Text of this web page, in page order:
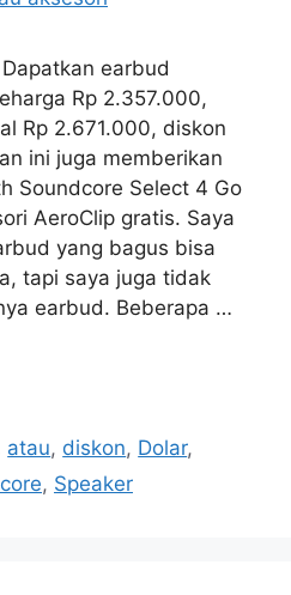
earbud
Rp 2.357.000,
Rp 2.671.000, diskon
ini juga memberikan
Soundcore Select 4 Go
AeroClip gratis. Saya
yang bagus bisa
tapi saya juga tidak
earbud. Beberapa …
atau, diskon, Dolar,
, Speaker